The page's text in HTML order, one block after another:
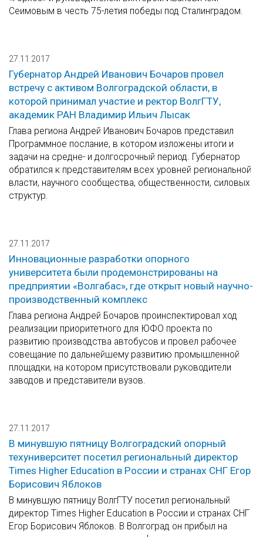
Сеимовым в честь 75-летия победы под Сталинградом.
27.11.2017
Губернатор Андрей Иванович Бочаров провел
встречу с активом Волгоградской области, в
которой принимал участие и ректор ВолгГТУ,
академик РАН Владимир Ильич Лысак
Глава региона Андрей Иванович Бочаров представил
Программное послание, в котором изложены итоги и
задачи на средне- и долгосрочный период. Губернатор
обратился к представителям всех уровней региональной
власти, научного сообщества, общественности, силовых
структур.
27.11.2017
Инновационные разработки опорного
университета были продемонстрированы на
предприятии «Волгабас», где открыт новый научно-
производственный комплекс
Глава региона Андрей Бочаров проинспектировал ход
реализации приоритетного для ЮФО проекта по
развитию производства автобусов и провел рабочее
совещание по дальнейшему развитию промышленной
площадки, на котором присутствовали руководители
заводов и представители вузов.
27.11.2017
В минувшую пятницу Волгоградский опорный
техуниверситет посетил региональный директор
Times Higher Education в России и странах СНГ Егор
Борисович Яблоков
В минувшую пятницу ВолгГТУ посетил региональный
директор Times Higher Education в России и странах СНГ
Егор Борисович Яблоков. В Волгоград он прибыл на